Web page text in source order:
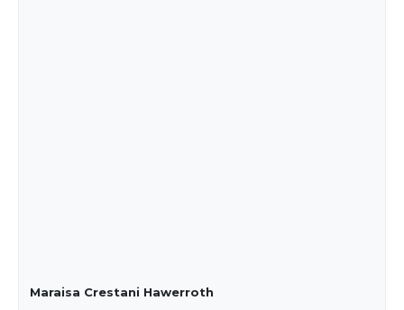
Maraisa Crestani Hawerroth